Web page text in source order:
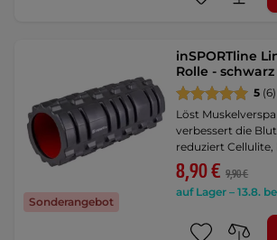
Sonderangebot
inSPORTline
Rolle -
5 (6)
Löst
verbessert die
reduziert Cellulite,
8,90 € 9,90 €
auf Lager – 13.8.